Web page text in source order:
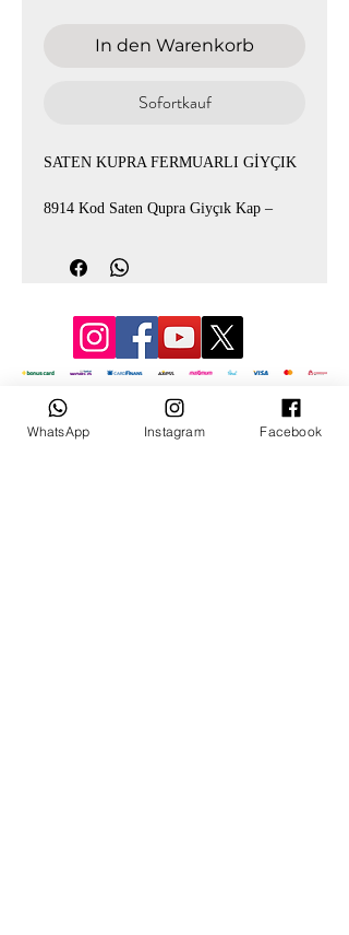
In den Warenkorb
Sofortkauf
SATEN KUPRA FERMUARLI GİYÇIK
8914 Kod Saten Qupra Giyçık Kap –
Şıklığı ve rahatlığı bir arada sunan 8914
kumaşıyla hafif ve zarif bir duruş sağlar.
Lacivert ve yeşil renk seçenekleriyle 42-
52 beden aralığında konforlu kalıba
davetlere kadar şık bir tamamlayıcı parça
✨
© 3D Mevlana
WhatsApp Instagram Facebook